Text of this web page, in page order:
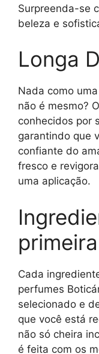
Surpreenda-se
beleza e
Longa
Nada como
não é mesmo?
conhecidos por
garantindo que
confiante do
fresco e
uma aplicação.
Cada
perfumes
selecionado e
que você está
não só cheira
é feita com os